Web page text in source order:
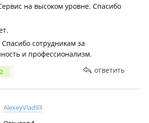
на высоком уровне. Спасибо
Спасибо сотрудникам за
и профессионализм.
2 ответить
AlexeyVlad93